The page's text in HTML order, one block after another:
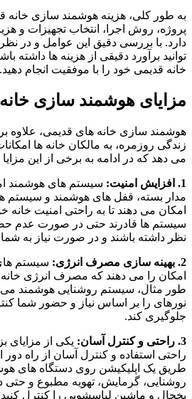
به طور کلی، هزینه هوشمند سازی خانه
پروژه، روش اجرا، انتخاب تجهیزات و
دارد. با بررسی دقیق این عوامل و در
توانید برآورد دقیقی از هزینه‌ ها داشته
خانه قدیمی خود را با موفقیت انجام دهید.
مزایای هوشمند سازی
هوشمند سازی خانه های قدیمی، علاوه
زندگی روزمره، به مالکان خانه‌ ها
می‌ دهد که در ادامه به برخی از این
1. افزایش امنیت:
سیستم‌ های هوشمند
مدار بسته، قفل های هوشمند و سیستم‌
امکان می‌ دهند تا به راحتی امنیت خانه
سیستم‌ ها قادرند حتی در صورت عدم
نظر داشته باشند و در صورت نیاز به
2. بهینه سازی مصرف انرژی:
سیستم‌
امکان را می‌ دهند که مصرف انرژی خانه
طور مثال، سیستم روشنایی هوشمند می‌
نورهای را بر اساس نیاز و حضور شما
جلوگیری کند.
3. راحتی و کنترل آسان:
یکی از مزایای
راحتی استفاده و کنترل آسان از راه
طریق یک اپلیکیشن روی دستگاه‌ های
روشنایی، گرمایش، تهویه مطبوع و حتی
یخچال و ماشین لباسشویی را کنترل